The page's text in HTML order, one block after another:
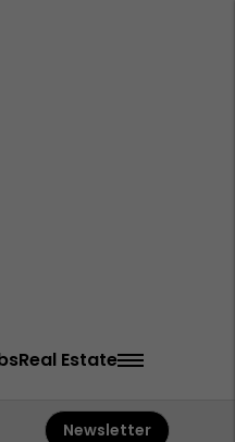
Real Estate
Newsletter